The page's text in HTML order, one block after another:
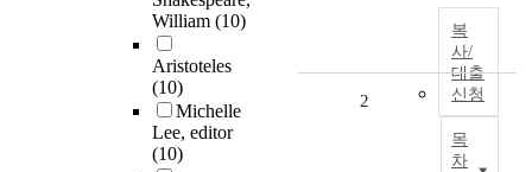
William (10)
Aristoteles
(10)
Michelle
Lee, editor
(10)
복
사/
대출
신청
목
차
2